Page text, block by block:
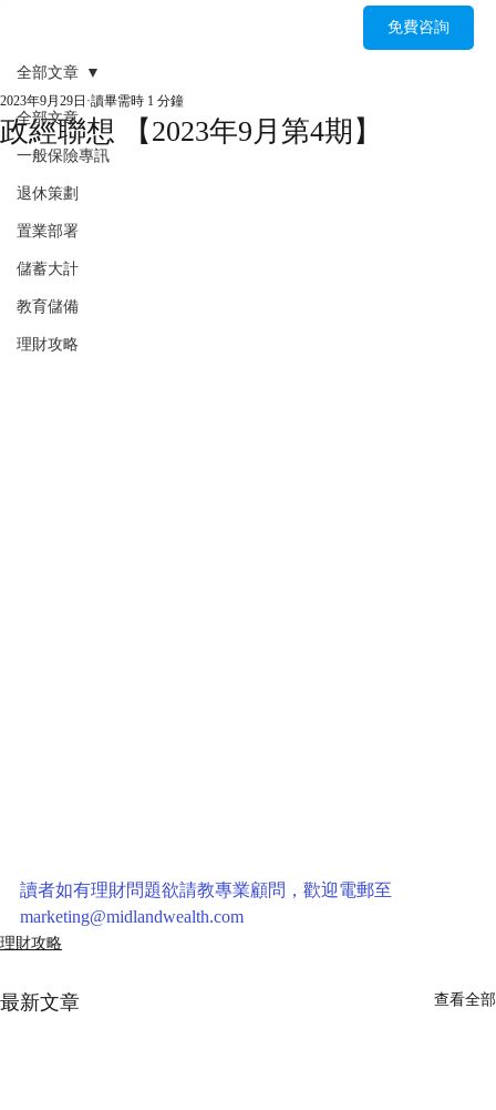
免費咨詢
全部文章
一般保險專訊
退休策劃
置業部署
儲蓄大計
教育儲備
理財攻略
全部文章
政經聯想 【2023年9月第4期】
2023年9月29日 讀畢需時 1 分鐘
讀者如有理財問題欲請教專業顧問，歡迎電郵至
marketing@midlandwealth.com
理財攻略
最新文章 查看全部